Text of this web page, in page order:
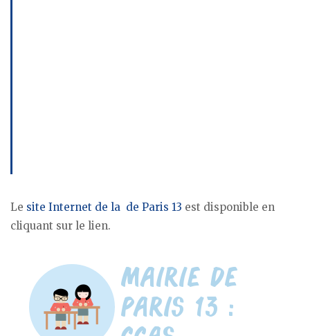
Le site Internet de la de Paris 13 est disponible en
cliquant sur le lien.